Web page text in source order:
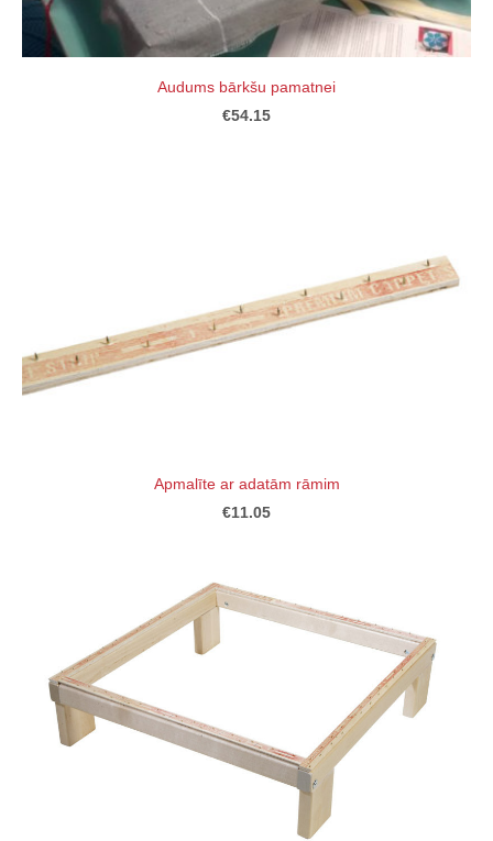
Audums bārkšu pamatnei
€54.15
Apmalīte ar adatām rāmim
€11.05